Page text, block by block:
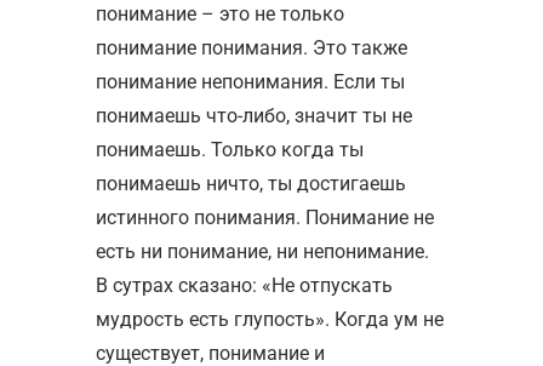
понимание – это не только
понимание понимания. Это также
понимание непонимания. Если ты
понимаешь что-либо, значит ты не
понимаешь. Только когда ты
понимаешь ничто, ты достигаешь
истинного понимания. Понимание не
есть ни понимание, ни непонимание.
В сутрах сказано: «Не отпускать
мудрость есть глупость». Когда ум не
существует, понимание и